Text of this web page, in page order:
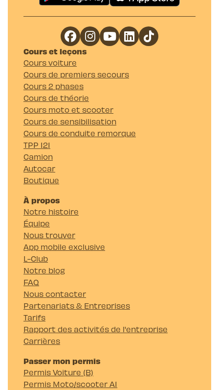
Cours et leçons
Cours voiture
Cours de premiers secours
Cours 2 phases
Cours de théorie
Cours moto et scooter
Cours de sensibilisation
Cours de conduite remorque
TPP 121
Camion
Autocar
Boutique
À propos
Notre histoire
Équipe
Nous trouver
App mobile exclusive
L-Club
Notre blog
FAQ
Nous contacter
Partenariats & Entreprises
Tarifs
Rapport des activités de l'entreprise
Carrières
Passer mon permis
Permis Voiture (B)
Permis Moto/scooter A1